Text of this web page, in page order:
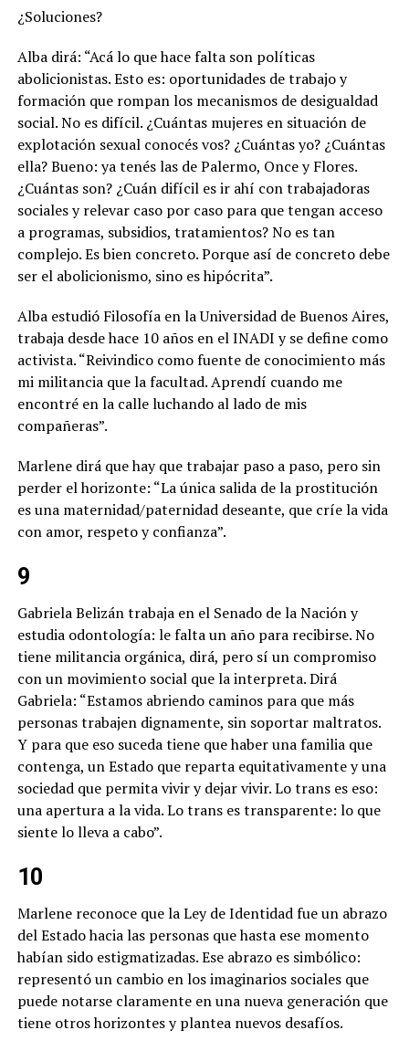
¿Soluciones?
Alba dirá: “Acá lo que hace falta son políticas
abolicionistas. Esto es: oportunidades de trabajo y
formación que rompan los mecanismos de desigualdad
social. No es difícil. ¿Cuántas mujeres en situación de
explotación sexual conocés vos? ¿Cuántas yo? ¿Cuántas
ella? Bueno: ya tenés las de Palermo, Once y Flores.
¿Cuántas son? ¿Cuán difícil es ir ahí con trabajadoras
sociales y relevar caso por caso para que tengan acceso
a programas, subsidios, tratamientos? No es tan
complejo. Es bien concreto. Porque así de concreto debe
ser el abolicionismo, sino es hipócrita”.
Alba estudió Filosofía en la Universidad de Buenos Aires,
trabaja desde hace 10 años en el INADI y se define como
activista. “Reivindico como fuente de conocimiento más
mi militancia que la facultad. Aprendí cuando me
encontré en la calle luchando al lado de mis
compañeras”.
Marlene dirá que hay que trabajar paso a paso, pero sin
perder el horizonte: “La única salida de la prostitución
es una maternidad/paternidad deseante, que críe la vida
con amor, respeto y confianza”.
9
Gabriela Belizán trabaja en el Senado de la Nación y
estudia odontología: le falta un año para recibirse. No
tiene militancia orgánica, dirá, pero sí un compromiso
con un movimiento social que la interpreta. Dirá
Gabriela: “Estamos abriendo caminos para que más
personas trabajen dignamente, sin soportar maltratos.
Y para que eso sucedatiene que haber una familia que
contenga, un Estado que reparta equitativamente y una
sociedad que permita vivir y dejar vivir. Lo trans es eso:
una apertura a la vida. Lo trans es transparente: lo que
siente lo lleva a cabo”.
10
Marlene reconoce que la Ley de Identidad fue un abrazo
del Estado hacia las personas que hasta ese momento
habían sido estigmatizadas. Ese abrazo es simbólico:
representó un cambio en los imaginarios sociales que
puede notarse claramente en una nueva generación que
tiene otros horizontes y plantea nuevos desafíos.